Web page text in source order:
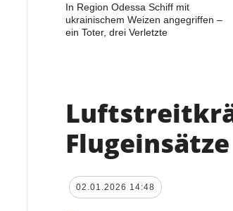
In Region Odessa Schiff mit
ukrainischem Weizen angegriffen –
ein Toter, drei Verletzte
02.01.2026 14:48